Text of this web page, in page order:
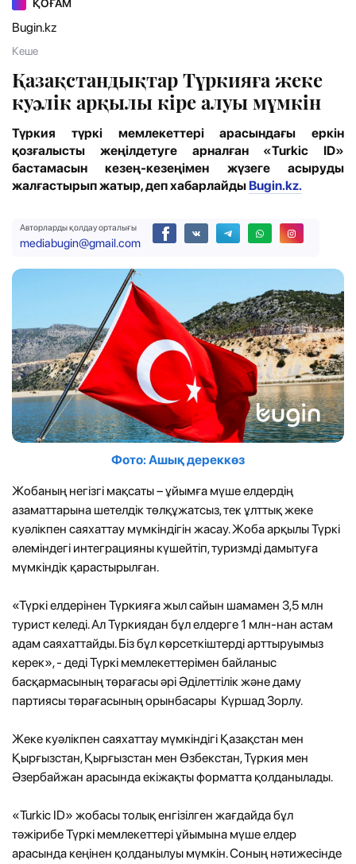
ҚОҒАМ
Bugin.kz
Кеше
Қазақстандықтар Түркияға жеке
куәлік арқылы кіре алуы мүмкін
Түркия түркі мемлекеттері арасындағы еркін
қозғалысты жеңілдетуге арналған «Turkic ID»
бастамасын кезең-кезеңімен жүзеге асыруды
жалғастырып жатыр, деп хабарлайды Bugin.kz.
Авторларды қолдау орталығы
mediabugin@gmail.com
Фото: Ашық дереккөз
Жобаның негізгі мақсаты – ұйымға мүше елдердің
азаматтарына шетелдік төлқұжатсыз, тек ұлттық жеке
куәлікпен саяхаттау мүмкіндігін жасау. Жоба арқылы Түркі
әлеміндегі интеграцияны күшейтіп, туризмді дамытуға
мүмкіндік қарастырылған.
«Түркі елдерінен Түркияға жыл сайын шамамен 3,5 млн
турист келеді. Ал Түркиядан бұл елдерге 1 млн-нан астам
адам саяхаттайды. Біз бұл көрсеткіштерді арттыруымыз
керек», - деді Түркі мемлекеттерімен байланыс
басқармасының төрағасы әрі Әділеттілік және даму
партиясы төрағасының орынбасары Күршад Зорлу.
Жеке куәлікпен саяхаттау мүмкіндігі Қазақстан мен
Қырғызстан, Қырғызстан мен Өзбекстан, Түркия мен
Әзербайжан арасында екіжақты форматта қолданылады.
«Turkic ID» жобасы толық енгізілген жағдайда бұл
тәжірибе Түркі мемлекеттері ұйымына мүше елдер
арасында кеңінен қолданылуы мүмкін. Соның нәтижесінде